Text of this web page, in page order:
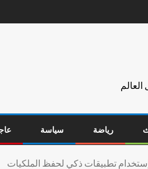
رياضة سياسة
تطبيقات ذكي لحفظ الملكيات